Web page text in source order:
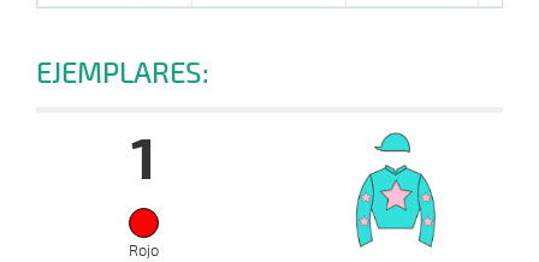
EJEMPLARES:
1
Rojo